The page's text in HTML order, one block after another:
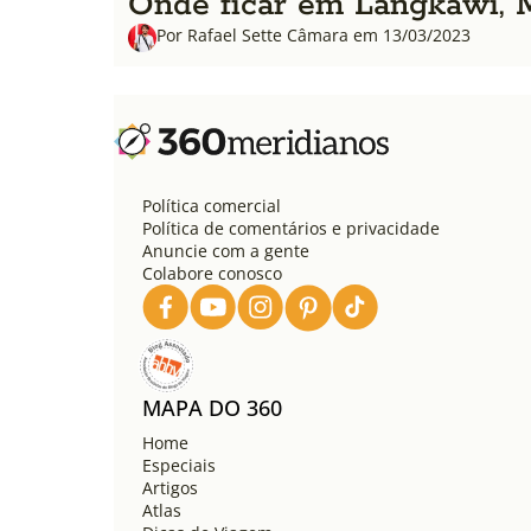
Por Rafael Sette Câmara em 13/03/2023
Política comercial
Política de comentários e privacidade
Anuncie com a gente
Colabore conosco
MAPA DO 360
Home
Especiais
Artigos
Atlas